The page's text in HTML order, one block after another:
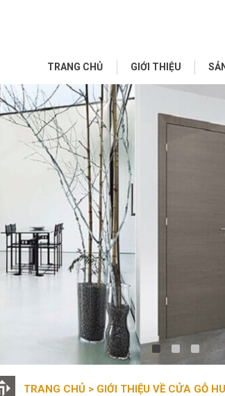
TRANG CHỦ GIỚI THIỆU
TRANG CHỦ > GIỚI THIỆU VỀ CỬA GỖ